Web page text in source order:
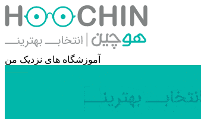
آموزشگاه های نزدیک من